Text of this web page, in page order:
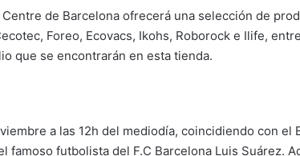
de Barcelona ofrecerá una selección de
Foreo, Ecovacs, Ikohs, Roborock e Ilife,
que se encontrarán en esta tienda.
a las 12h del mediodía, coincidiendo con
futbolista del F.C Barcelona Luis Suárez.